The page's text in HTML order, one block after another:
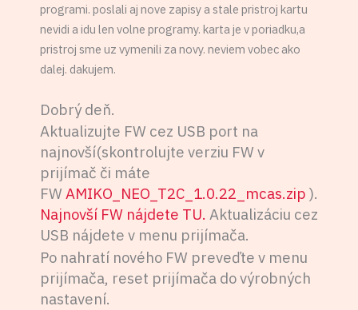
programi. poslali aj nove zapisy a stale pristroj kartu
nevidi a idu len volne programy. karta je v poriadku,a
pristroj sme uz vymenili za novy. neviem vobec ako
dalej. dakujem.
Dobrý deň.
Aktualizujte FW cez USB port na
najnovší(skontrolujte verziu FW v
prijímač či máte
FW AMIKO_NEO_T2C_1.0.22_mcas.zip ).
Najnovší FW nájdete TU. Aktualizáciu cez
USB nájdete v menu prijímača.
Po nahratí nového FW preveďte v menu
prijímača, reset prijímača do výrobných
nastavení.